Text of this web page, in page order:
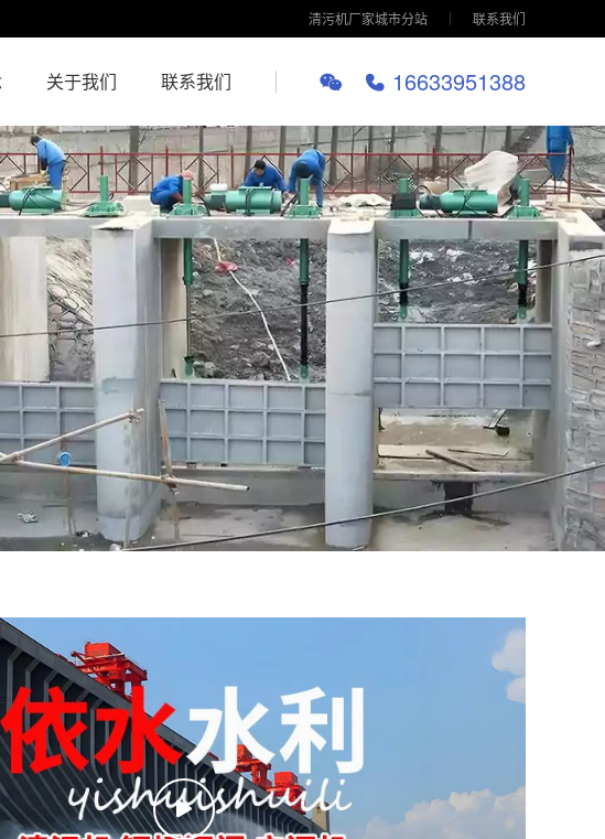
清污机厂家城市分站 联系我们
16633951388
关于我们 联系我们